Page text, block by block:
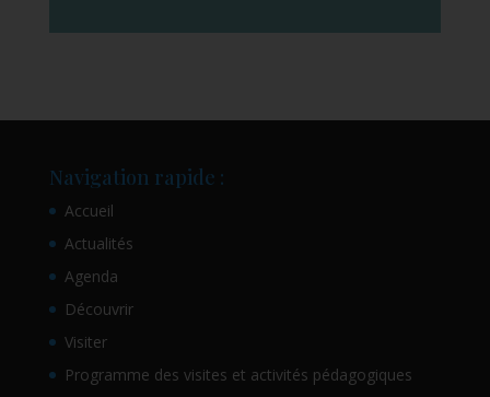
Navigation rapide :
Accueil
Actualités
Agenda
Découvrir
Visiter
Programme des visites et activités pédagogiques